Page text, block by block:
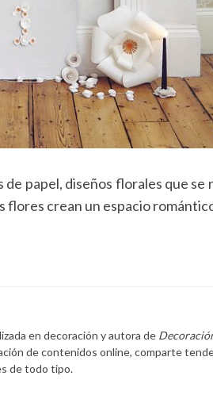
papel, diseños florales que se
crean un espacio
en decoración y autora de
de contenidos online, comparte
de todo tipo.